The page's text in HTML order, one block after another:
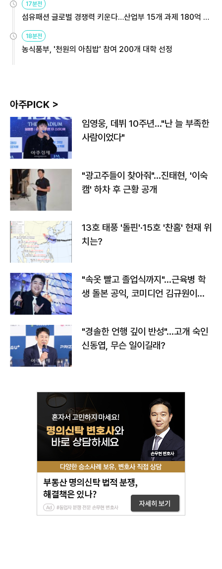
17분전
섬유패션 글로벌 경쟁력 키운다…산업부 15개 과제 180억 지
원
18분전
농식품부, '천원의 아침밥' 참여 200개 대학 선정
아주PICK >
임영웅, 데뷔 10주년…"난 늘 부족한
사람이었다"
"광고주들이 찾아줘"…진태현, '이숙
캠' 하차 후 근황 공개
13호 태풍 '돌핀'·15호 '찬홈' 현재 위
치는?
"속옷 빨고 졸업식까지"…근육병 학
생 돌본 공익, 코미디언 김규원이었
"경솔한 언행 깊이 반성"…고개 숙인
신동엽, 무슨 일이길래?